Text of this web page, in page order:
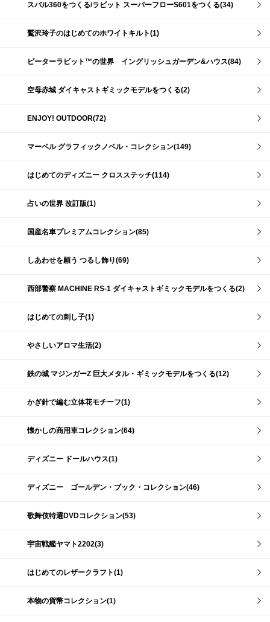
スバル360をつくる/ラビット スーパーフローS601をつくる(34)
鷲沢玲子のはじめてのホワイトキルト(1)
ピーターラビット™の世界 イングリッシュガーデン&ハウス(84)
空母赤城 ダイキャストギミックモデルをつくる(2)
ENJOY! OUTDOOR(72)
マーベル グラフィックノベル・コレクション(149)
はじめてのディズニー クロスステッチ(114)
占いの世界 改訂版(1)
国産名車プレミアムコレクション(85)
しあわせを願う つるし飾り(69)
西部警察 MACHINE RS-1 ダイキャストギミックモデルをつくる(2)
はじめての刺し子(1)
やさしいアロマ生活(2)
鉄の城 マジンガーZ 巨大メタル・ギミックモデルをつくる(12)
かぎ針で編む立体花モチーフ(1)
懐かしの商用車コレクション(64)
ディズニー ドールハウス(1)
ディズニー ゴールデン・ブック・コレクション(46)
歌舞伎特選DVDコレクション(53)
宇宙戦艦ヤマト2202(3)
はじめてのレザークラフト(1)
本物の貨幣コレクション(1)